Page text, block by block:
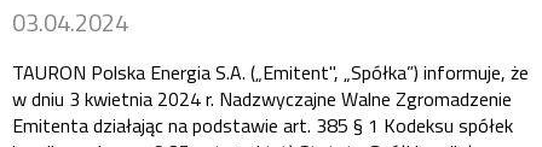
03.04.2024
TAURON Polska Energia S.A. („Emitent", „Spółka”) informuje, że
w dniu 3 kwietnia 2024 r. Nadzwyczajne Walne Zgromadzenie
Emitenta działając na podstawie art. 385 § 1 Kodeksu spółek